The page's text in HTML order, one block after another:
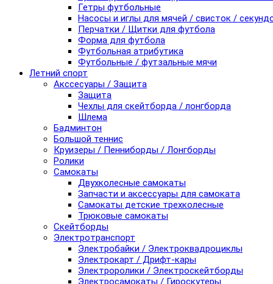
Гетры футбольные
Насосы и иглы для мячей / свисток /
Перчатки / Щитки для футбола
Форма для футбола
Футбольная атрибутика
Футбольные / футзальные мячи
Летний спорт
Акссесуары / Защита
Защита
Чехлы для скейтборда / лонгборда
Шлема
Бадминтон
Большой теннис
Круизеры / Пенниборды / Лонгборды
Ролики
Самокаты
Двухколесные самокаты
Запчасти и аксессуары для самоката
Самокаты детские трехколесные
Трюковые самокаты
Скейтборды
Электротранспорт
Электробайки / Электроквадроциклы
Электрокарт / Дрифт-кары
Электроролики / Электроскейтборды
Электросамокаты / Гироскутеры